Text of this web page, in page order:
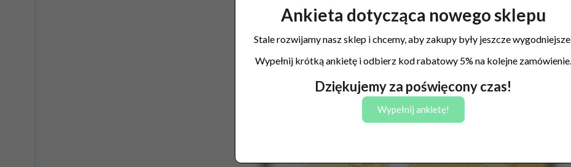
Ankieta dotycząca nowego sklepu
Stale rozwijamy nasz sklep i chcemy, aby zakupy były jeszcze wygodniejsze.
Wypełnij krótką ankietę i odbierz kod rabatowy 5% na kolejne zamówienie.
Dziękujemy za poświęcony czas!
Wypełnij ankietę!